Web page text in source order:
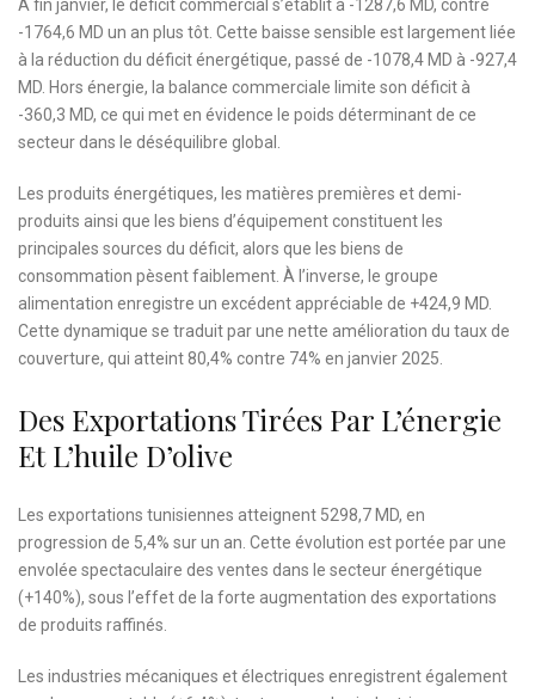
À fin janvier, le déficit commercial s’établit à -1287,6 MD, contre
-1764,6 MD un an plus tôt. Cette baisse sensible est largement liée
à la réduction du déficit énergétique, passé de -1078,4 MD à -927,4
MD. Hors énergie, la balance commerciale limite son déficit à
-360,3 MD, ce qui met en évidence le poids déterminant de ce
secteur dans le déséquilibre global.
Les produits énergétiques, les matières premières et demi-
produits ainsi que les biens d’équipement constituent les
principales sources du déficit, alors que les biens de
consommation pèsent faiblement. À l’inverse, le groupe
alimentation enregistre un excédent appréciable de +424,9 MD.
Cette dynamique se traduit par une nette amélioration du taux de
couverture, qui atteint 80,4% contre 74% en janvier 2025.
Des Exportations Tirées Par L’énergie
Et L’huile D’olive
Les exportations tunisiennes atteignent 5298,7 MD, en
progression de 5,4% sur un an. Cette évolution est portée par une
envolée spectaculaire des ventes dans le secteur énergétique
(+140%), sous l’effet de la forte augmentation des exportations
de produits raffinés.
Les industries mécaniques et électriques enregistrent également